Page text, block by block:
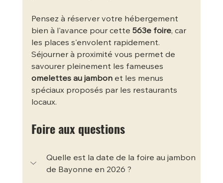
Pensez à réserver votre hébergement
bien à l'avance pour cette 563e foire, car
les places s'envolent rapidement.
Séjourner à proximité vous permet de
savourer pleinement les fameuses
omelettes au jambon et les menus
spéciaux proposés par les restaurants
locaux.
Foire aux questions
Quelle est la date de la foire au jambon
de Bayonne en 2026 ?